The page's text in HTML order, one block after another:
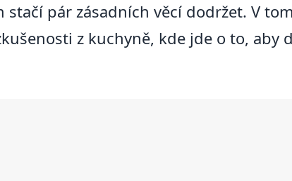
pár zásadních věcí dodržet. V
z kuchyně, kde jde o to, aby